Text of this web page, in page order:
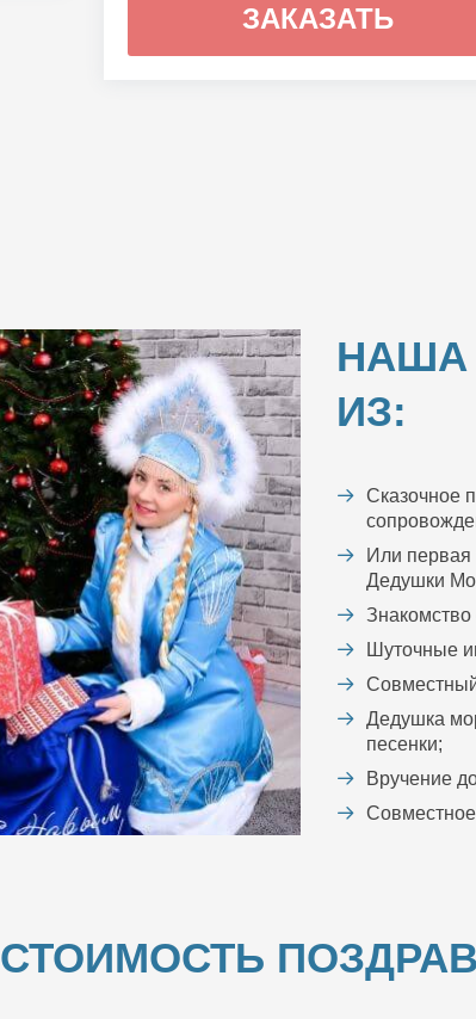
ЗАКАЗАТЬ
НАША
ИЗ:
Сказочное
Или первая
Дедушки
Знакомство
Шуточные
Дедушка
песенки;
Вручение
СТОИМОСТЬ